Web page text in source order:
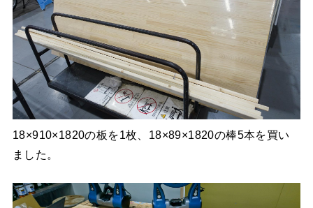
18×910×1820の板を1枚、18×89×1820の棒5本を買い
ました。